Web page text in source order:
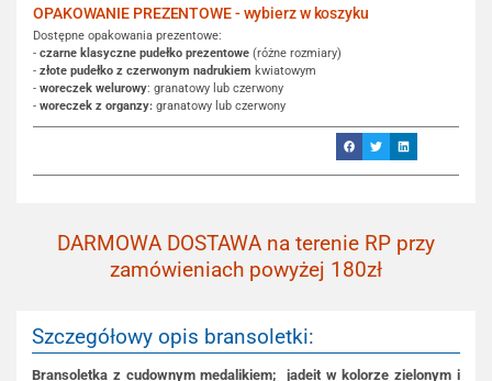
OPAKOWANIE PREZENTOWE - wybierz w koszyku
Dostępne opakowania prezentowe:
- czarne klasyczne pudełko prezentowe (różne rozmiary)
- złote pudełko z czerwonym nadrukiem kwiatowym
- woreczek welurowy: granatowy lub czerwony
- woreczek z organzy: granatowy lub czerwony
DARMOWA DOSTAWA na terenie RP przy
zamówieniach powyżej 180zł
Szczegółowy opis bransoletki:
Bransoletka z cudownym medalikiem; jadeit w kolorze zielonym i